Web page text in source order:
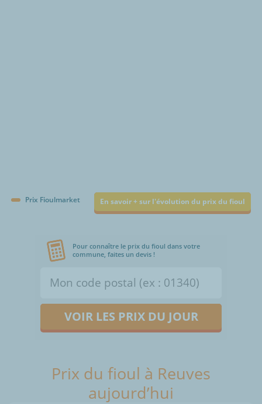
Prix Fioulmarket En savoir + sur l'évolution du prix du fioul
Pour connaître le prix du fioul dans votre
commune, faites un devis !
VOIR LES PRIX DU JOUR
Prix du fioul à Reuves
aujourd’hui